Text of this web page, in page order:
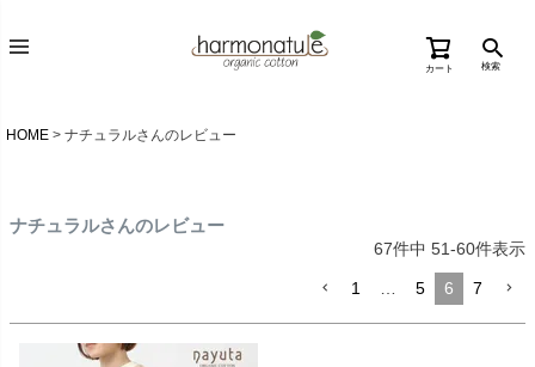
カート 検索
HOME ナチュラルさんのレビュー
ナチュラルさんのレビュー
67件中 51-60件表示
1 5 6 7